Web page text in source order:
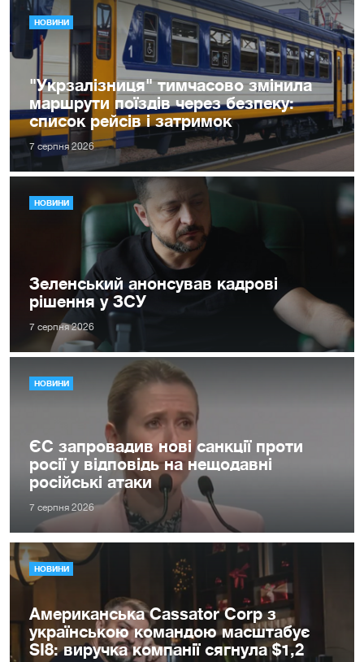
НОВИНИ
"Укрзалізниця" тимчасово змінила
маршрути поїздів через безпеку:
список рейсів і затримок
7 серпня 2026
НОВИНИ
Зеленський анонсував кадрові
рішення у ЗСУ
7 серпня 2026
НОВИНИ
ЄС запровадив нові санкції проти
росії у відповідь на нещодавні
російські атаки
7 серпня 2026
НОВИНИ
Американська Cassator Corp з
українською командою масштабує
SI8: виручка компанії сягнула $1,2